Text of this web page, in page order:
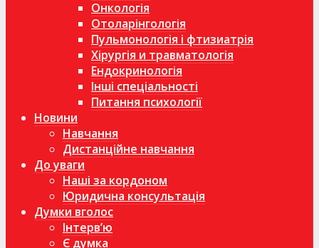
Онкологія
Отоларінгологія
Пульмонологія і фтизиатрія
Хірургія и травматологія
Ендокринологія
Інші спеціальності
Питання психології
Новини
Навчання
Дистанційне навчання
До уваги
Наші за кордоном
Юридична консультація
Думки вголос
Інтерв’ю
Є думка